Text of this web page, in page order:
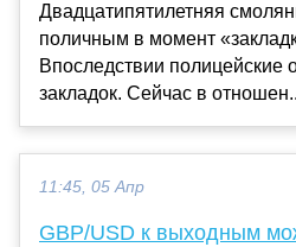
Двадцатипятилетняя
поличным в момент
Впоследствии полицейские
закладок. Сейчас в
11:45, 05 Апр
GBP/USD к выходным